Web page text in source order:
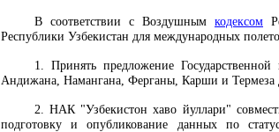
В соответствии с Воздушным кодексом
Республики Узбекистан для международных
1. Принять предложение
Андижана, Намангана, Ферганы, Карши и Термеза
2. НАК "Узбекистон хаво йуллари"
подготовку и опубликование данных по